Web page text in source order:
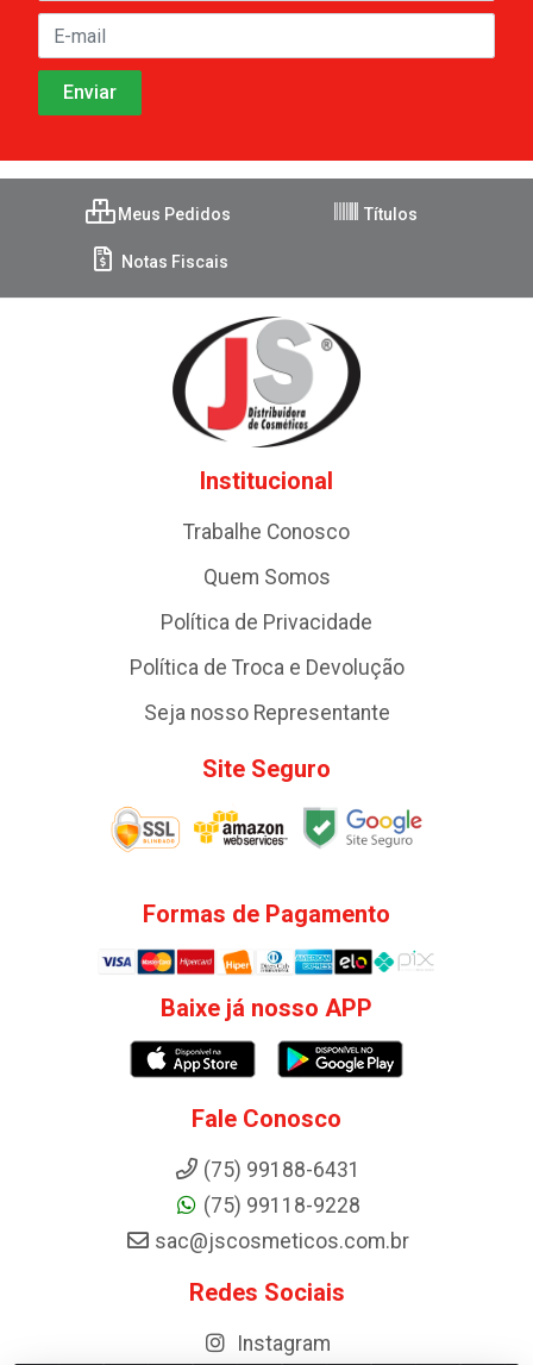
Meus Pedidos Títulos
Notas Fiscais
Institucional
Trabalhe Conosco
Quem Somos
Política de Privacidade
Política de Troca e Devolução
Seja nosso Representante
Site Seguro
Formas de Pagamento
Baixe já nosso APP
Fale Conosco
(75) 99188-6431
(75) 99118-9228
sac@jscosmeticos.com.br
Redes Sociais
Instagram